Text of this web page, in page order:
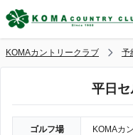
KOMAカントリークラブ 予
平日
ゴルフ場 KOMAカ